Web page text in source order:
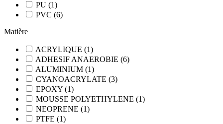
PU (1)
PVC (6)
Matière
ACRYLIQUE (1)
ADHESIF ANAEROBIE (6)
ALUMINIUM (1)
CYANOACRYLATE (3)
EPOXY (1)
MOUSSE POLYETHYLENE (1)
NEOPRENE (1)
PTFE (1)